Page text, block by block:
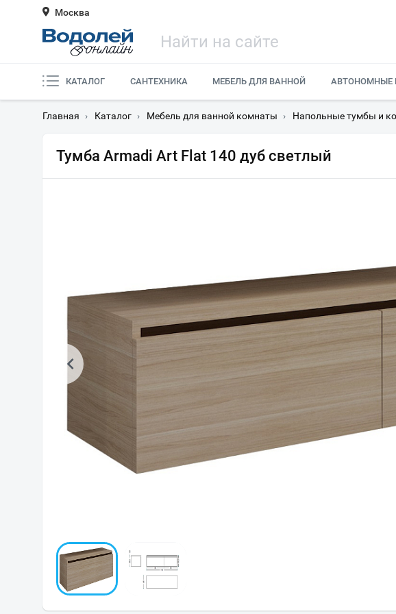
Москва
КАТАЛОГ САНТЕХНИКА МЕБЕЛЬ ДЛЯ ВАННОЙ АВТОНОМНЫЕ
Главная › Каталог › Мебель для ванной комнаты › Напольные тумбы и
Тумба Armadi Art Flat 140 дуб светлый